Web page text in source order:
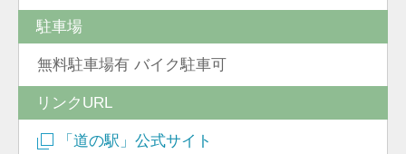
駐車場
無料駐車場有 バイク駐車可
リンクURL
「道の駅」公式サイト